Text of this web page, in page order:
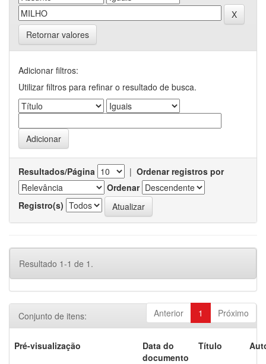
Retornar valores
Adicionar filtros:
Utilizar filtros para refinar o resultado de busca.
Resultados/Página | Ordenar registros por
Ordenar
Registro(s)
Resultado 1-1 de 1.
Anterior 1 Próximo
Conjunto de itens:
Pré-visualização
Data do
documento
Título